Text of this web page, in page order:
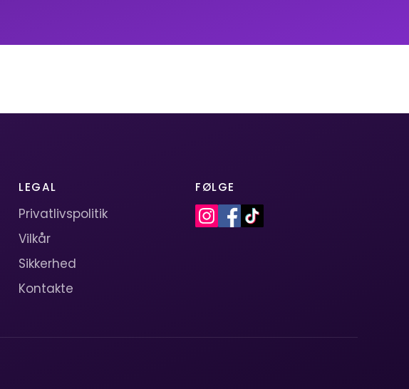
LEGAL
Privatlivspolitik
Vilkår
Sikkerhed
Kontakte
FØLGE